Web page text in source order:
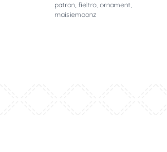
patron, fieltro, ornament,
maisiemoonz